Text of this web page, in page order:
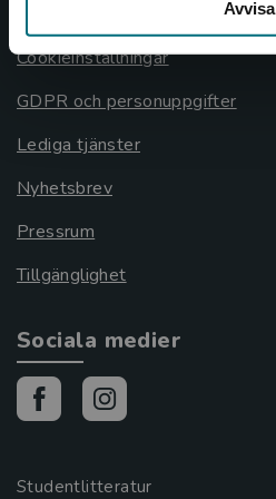
Avvisa
Cookieinställningar
GDPR och personuppgifter
Lediga tjänster
Nyhetsbrev
Pressrum
Tillgänglighet
Sociala medier
Studentlitteratur